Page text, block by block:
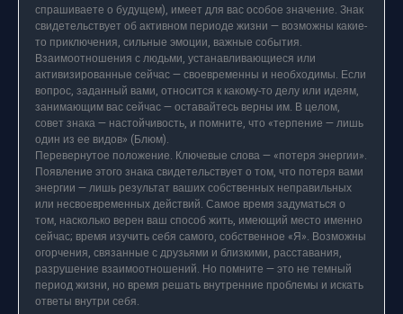
спрашиваете о будущем), имеет для вас особое значение. Знак
свидетельствует об активном периоде жизни — возможны какие-
то приключения, сильные эмоции, важные события.
Взаимоотношения с людьми, устанавливающиеся или
активизированные сейчас — своевременны и необходимы. Если
вопрос, заданный вами, относится к какому-то делу или идеям,
занимающим вас сейчас — оставайтесь верны им. В целом,
совет знака — настойчивость, и помните, что «терпение — лишь
один из ее видов» (Блюм).
Перевернутое положение. Ключевые слова — «потеря энергии».
Появление этого знака свидетельствует о том, что потеря вами
энергии — лишь результат ваших собственных неправильных
или несвоевременных действий. Самое время задуматься о
том, насколько верен ваш способ жить, имеющий место именно
сейчас; время изучить себя самого, собственное «Я». Возможны
огорчения, связанные с друзьями и близкими, расставания,
разрушение взаимоотношений. Но помните — это не темный
период жизни, но время решать внутренние проблемы и искать
ответы внутри себя.